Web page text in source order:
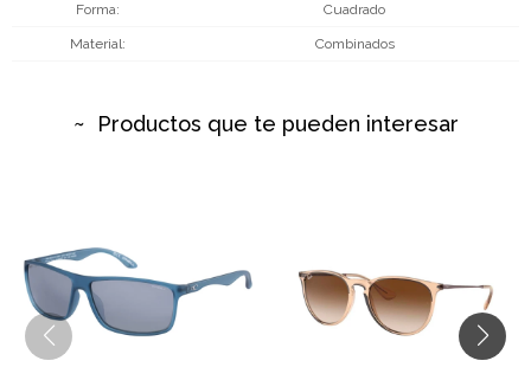
Forma Cuadrado
Material Combinados
Productos que te pueden interesar